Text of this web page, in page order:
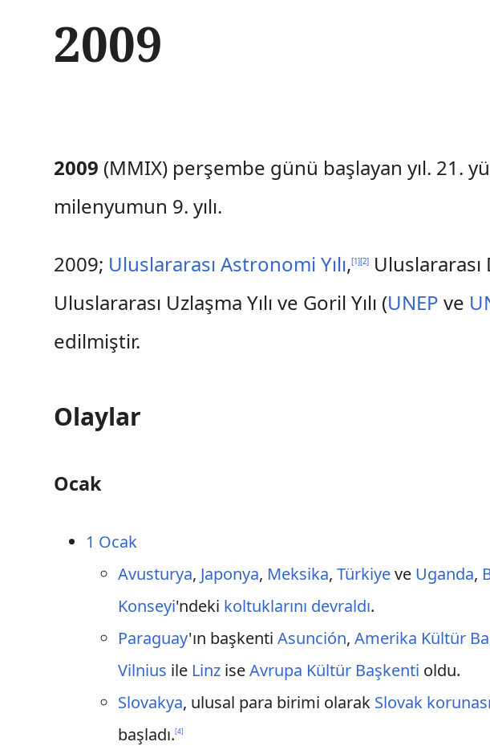
ç
e
r
l
2009
2009 (MMIX) perşembe günü başlayan yıl. 21.
milenyumun 9. yılı.
2009; Uluslararası Astronomi Yılı,[1][2] Uluslararası
Uluslararası Uzlaşma Yılı ve Goril Yılı (UNEP ve
edilmiştir.
Olaylar
Ocak
1 Ocak
Avusturya, Japonya, Meksika,Türkiyeve Uganda,
Konseyi'ndeki koltuklarını devraldı.
Paraguay'ın başkentiAsunción,Amerika Kültür
Vilnius ile Linz iseAvrupa Kültür Başkenti oldu.
Slovakya, ulusal para birimi olarak Slovak korunası
başladı.[4]